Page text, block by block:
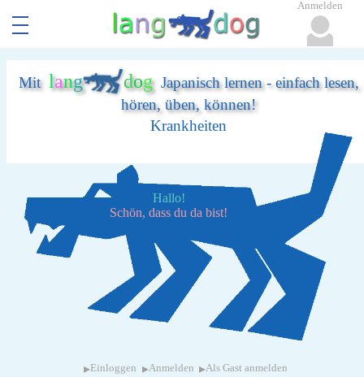
Mit lang dogJapanisch lernen - einfach lesen,
hören, üben, können!
Krankheiten
Hallo!
Schön, dass du da bist!
▸ Einloggen ▸Anmelden ▸Als Gast anmelden
Anmelden